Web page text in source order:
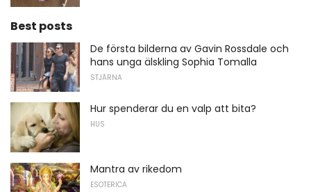
Best posts
De första bilderna av Gavin Rossdale och
hans unga älskling Sophia Tomalla
STJÄRNA
Hur spenderar du en valp att bita?
HUS
Mantra av rikedom
ESOTERICA